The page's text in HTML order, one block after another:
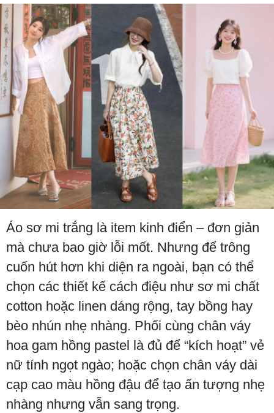
Áo sơ mi trắng là item kinh điển – đơn giản
mà chưa bao giờ lỗi mốt. Nhưng để trông
cuốn hút hơn khi diện ra ngoài, bạn có thể
chọn các thiết kế cách điệu như sơ mi chất
cotton hoặc linen dáng rộng, tay bồng hay
bèo nhún nhẹ nhàng. Phối cùng chân váy
hoa gam hồng pastel là đủ để “kích hoạt” vẻ
nữ tính ngọt ngào; hoặc chọn chân váy dài
cạp cao màu hồng đậu để tạo ấn tượng nhẹ
nhàng nhưng vẫn sang trọng.